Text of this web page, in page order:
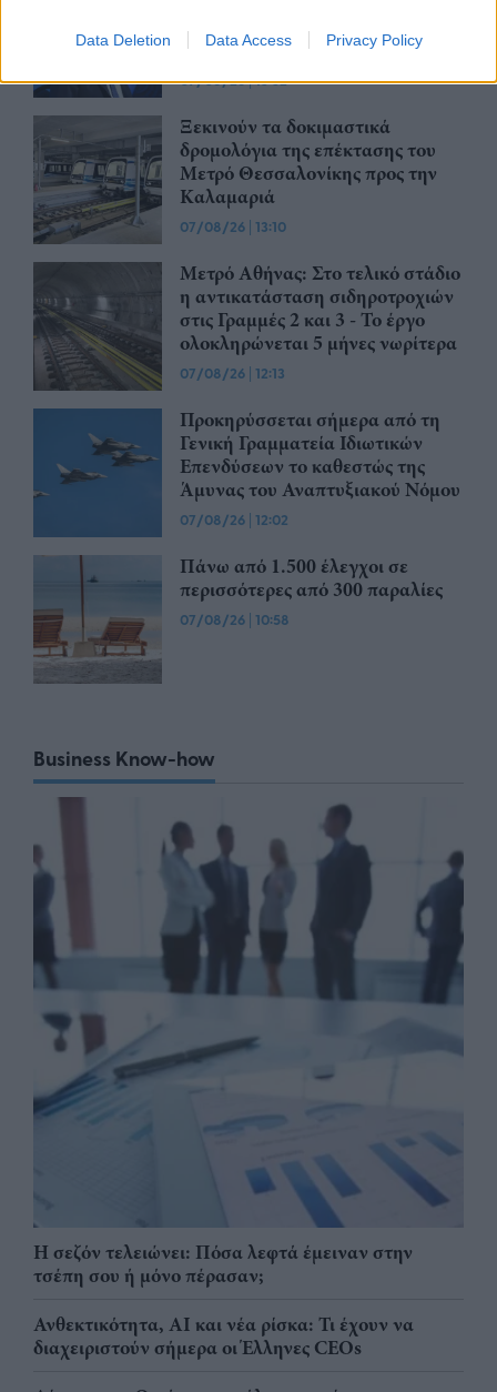
Data Deletion Data Access Privacy Policy
θα αναρτώνται στις ιστοσελίδες
των φορέων
07/08/26|13:52
Ξεκινούν τα δοκιμαστικά
δρομολόγια της επέκτασης του
Μετρό Θεσσαλονίκης προς την
Καλαμαριά
07/08/26 | 13:10
Μετρό Αθήνας: Στο τελικό στάδιο
η αντικατάσταση σιδηροτροχιών
στις Γραμμές 2 και 3 - Το έργο
ολοκληρώνεται 5 μήνες νωρίτερα
07/08/26 | 12:13
Προκηρύσσεται σήμερα από τη
Γενική Γραμματεία Ιδιωτικών
Επενδύσεων το καθεστώς της
Άμυνας του Αναπτυξιακού Νόμου
07/08/26 | 12:02
Πάνω από 1.500 έλεγχοι σε
περισσότερες από 300 παραλίες
07/08/26 | 10:58
Business Know-how
Η σεζόν τελειώνει: Πόσα λεφτά έμειναν στην
τσέπη σου ή μόνο πέρασαν;
Ανθεκτικότητα, AI και νέα ρίσκα: Τι έχουν να
διαχειριστούν σήμερα οι Έλληνες CEOs